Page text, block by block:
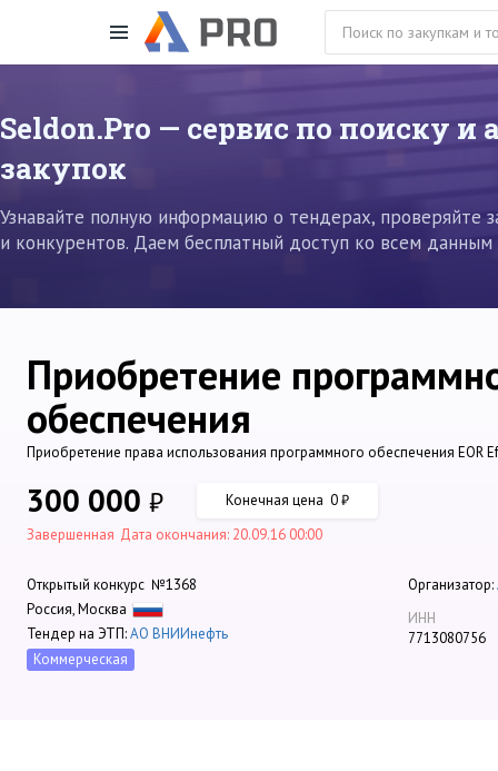
Seldon.Pro — сервис по поиску и
закупок
Узнавайте полную информацию о тендерах, проверяйте
и конкурентов. Даем бесплатный доступ ко всем
Приобретение программного
обеспечения
Приобретение права использования программного обеспечения EOR
300 000 ₽ Конечная цена 0₽
Завершенная Дата окончания: 20.09.16 00:00
Открытый конкурс №1368
Россия, Москва
Тендер на ЭТП:АО ВНИИнефть
Коммерческая
Организатор:
ИНН
7713080756